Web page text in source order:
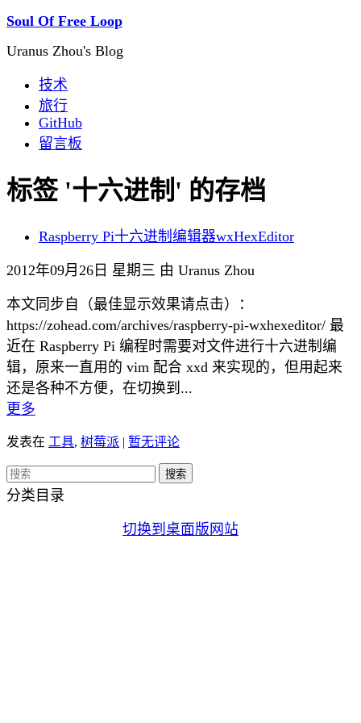
Soul Of Free Loop
Uranus Zhou's Blog
技术
旅行
GitHub
留言板
标签 '十六进制' 的存档
Raspberry Pi十六进制编辑器wxHexEditor
2012年09月26日 星期三 由 Uranus Zhou
本文同步自（最佳显示效果请点击）：
https://zohead.com/archives/raspberry-pi-wxhexeditor/ 最
近在 Raspberry Pi 编程时需要对文件进行十六进制编
辑，原来一直用的 vim 配合 xxd 来实现的，但用起来
还是各种不方便，在切换到...
更多
发表在 工具, 树莓派 | 暂无评论
分类目录
切换到桌面版网站